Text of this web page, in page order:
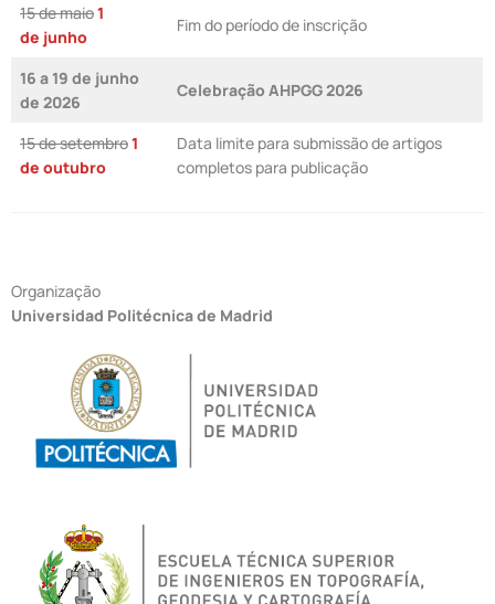
15 de maio1
de junho
Fim do período de inscrição
16 a 19 de junho
de 2026
Celebração AHPGG 2026
15 de setembro1
de outubro
Data limite para submissão de artigos
completos para publicação
Organização
Universidad Politécnica de Madrid